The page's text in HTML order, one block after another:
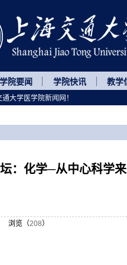
学院要闻 学院快讯 教学
：化学─从中心科学
浏览（208）
大学医学院新闻网！